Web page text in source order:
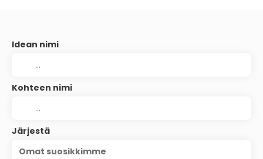
Idean nimi
Kohteen nimi
Järjestä
Omat suosikkimme